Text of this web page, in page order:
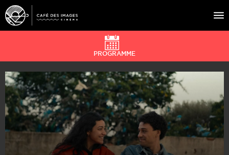
À L’AFFICHE
ÉVÉNEMENTS
CAFÉ DU CINÉ
PRATIQUE
ÉDUCATION AUX IMAGES
PROGRAMME